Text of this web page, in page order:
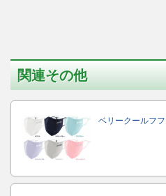
関連その他
ベリークールフ